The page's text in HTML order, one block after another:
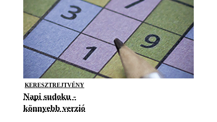
KERESZTREJTVÉNY
Napi sudoku -
könnyebb verzió